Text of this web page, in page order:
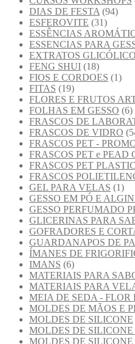
DIAS DE FESTA (94)
ESFEROVITE (31)
ESSÊNCIAS
ESSENCIAS PARA
EXTRATOS
FENG SHUI (18)
FIOS E CORDOES (1)
FITAS (19)
FLORES E FRUTOS
FOLHAS EM GESSO (6)
FRASCOS DE
FRASCOS DE VIDRO
FRASCOS PET -
FRASCOS PET e PEAD
FRASCOS PET
FRASCOS
GEL PARA VELAS (1)
GESSO EM PÓ E
GESSO PERFUMADO
GLICERINAS PARA
GOFRADORES E
GUARDANAPOS DE
ÍMANES DE
IMANS (6)
MATERIAIS PARA
MATERIAIS PARA
MEIA DE SEDA - FLOR
MOLDES DE MÃOS E
MOLDES DE SILICONE
MOLDES DE SILICONE
MOLDES DE